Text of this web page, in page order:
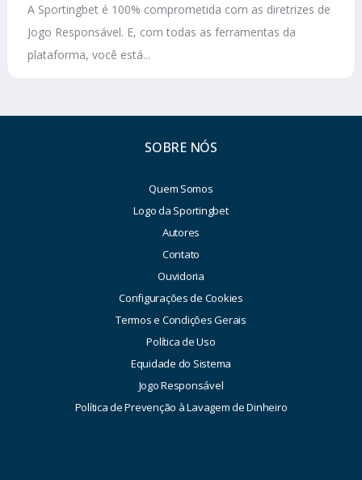
A Sportingbet é 100% comprometida com as diretrizes de
Jogo Responsável. E, com todas as ferramentas da
plataforma, você está...
SOBRE NÓS
Quem Somos
Logo da Sportingbet
Autores
Contato
Ouvidoria
Configurações de Cookies
Termos e Condições Gerais
Política de Uso
Equidade do Sistema
Jogo Responsável
Política de Prevenção à Lavagem de Dinheiro